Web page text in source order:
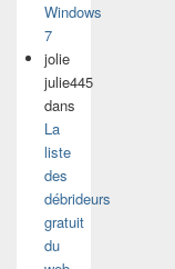
Windows
7
jolie
julie445
dans
La
liste
des
débrideurs
gratuit
du